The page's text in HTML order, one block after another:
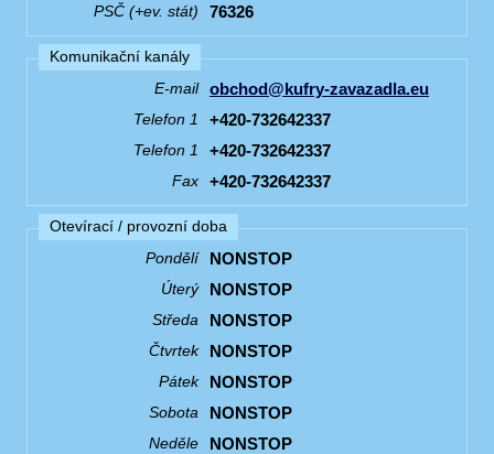
PSČ (+ev. stát) 76326
Komunikační kanály
E-mail
obchod@kufry-zavazadla.eu
Telefon 1 +420-732642337
Telefon 1 +420-732642337
Fax +420-732642337
Otevírací / provozní doba
Pondělí
NONSTOP
Úterý NONSTOP
Středa NONSTOP
Čtvrtek NONSTOP
Pátek NONSTOP
Sobota NONSTOP
Neděle NONSTOP